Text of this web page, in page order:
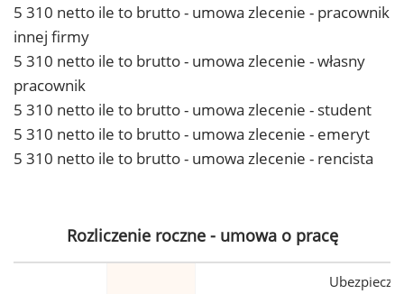
5 310 netto ile to brutto - umowa zlecenie - pracownik
innej firmy
5 310 netto ile to brutto - umowa zlecenie - własny
pracownik
5 310 netto ile to brutto - umowa zlecenie - student
5 310 netto ile to brutto - umowa zlecenie - emeryt
5 310 netto ile to brutto - umowa zlecenie - rencista
Rozliczenie roczne - umowa o pracę